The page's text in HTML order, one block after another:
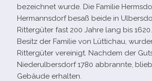
bezeich­net wurde. Die Familie
Hermannsdorf besaß beide in
Rittergüter fast 200 Jahre lang bis
Besitz der Familie von Lüttichau,
Rittergüter ver­ei­nigt. Nachdem der
Niederulbersdorf 1780 abbrannte,
Gebäude erhalten.